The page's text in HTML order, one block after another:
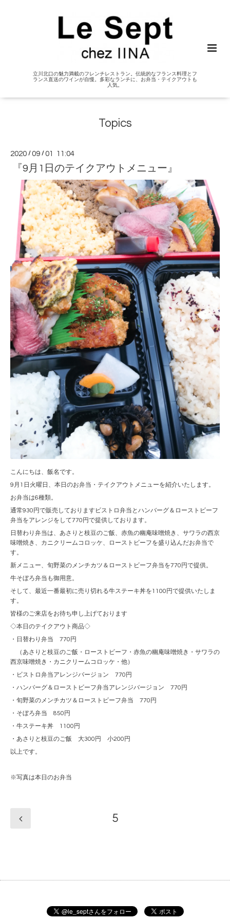
立川北口の魅力満載のフレンチレストラン。伝統的なフランス料理とフ
ランス直送のワインが自慢。多彩なランチに、お弁当・テイクアウトも
人気。
Topics
2020 /09 /01 11:04
『9月1日のテイクアウトメニュー』
こんにちは、飯名です。
9月1日火曜日、本日のお弁当・テイクアウトメニューを紹介いたします。
お弁当は6種類。
通常930円で販売しておりますビストロ弁当とハンバーグ＆ローストビーフ
弁当をアレンジをして770円で提供しております。
日替わり弁当は、あさりと枝豆のご飯、赤魚の幽庵味噌焼き、サワラの西京
味噌焼き、カニクリームコロッケ、ローストビーフを盛り込んだお弁当で
す。
新メニュー、旬野菜のメンチカツ＆ローストビーフ弁当を770円で提供。
牛そぼろ弁当も御用意。
そして、最近一番最初に売り切れる牛ステーキ丼を1100円で提供いたしま
す。
皆様のご来店をお待ち申し上げております
◇本日のテイクアウト商品◇
・日替わり弁当 770円
（あさりと枝豆のご飯・ローストビーフ・赤魚の幽庵味噌焼き・サワラの
西京味噌焼き・カニクリームコロッケ・他）
・ビストロ弁当アレンジバージョン 770円
・ハンバーグ＆ローストビーフ弁当アレンジバージョン 770円
・旬野菜のメンチカツ＆ローストビーフ弁当 770円
・そぼろ弁当 850円
・牛ステーキ丼 1100円
・あさりと枝豆のご飯 大300円 小200円
以上です。
※写真は本日のお弁当
5